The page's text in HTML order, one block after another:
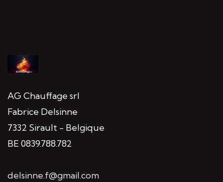
AG Chauffage srl
Fabrice Delsinne
7332 Sirault - Belgique
BE 0839.788.782
delsinne.f@gmail.com